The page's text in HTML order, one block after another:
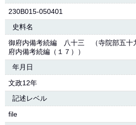
230B015-050401
史料名
御府内備考続編 八十三 （寺院部五十
府内備考続編（１７））
年月日
文政12年
記述レベル
file